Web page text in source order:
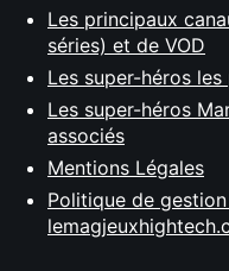
Les principaux
séries) et de VOD
Les super-héros
Les super-héros
associés
Mentions Légales
Politique de